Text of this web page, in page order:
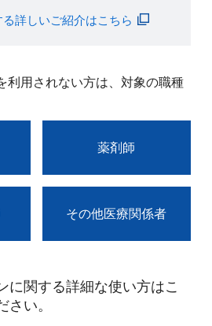
詳しいご紹介はこちら
利用されない方は、対象の職種
薬剤師
その他医療関係者
に関する詳細な使い方はこ
さい。​